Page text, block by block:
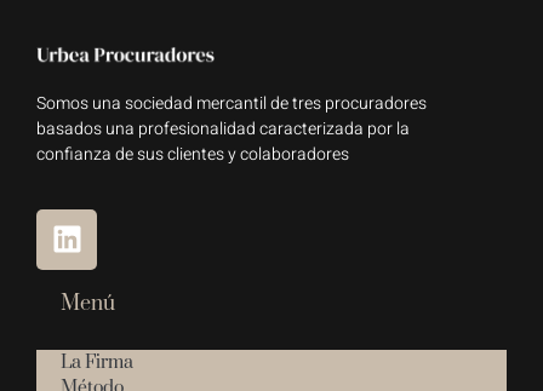
Somos una sociedad mercantil de tres procuradores
basados una profesionalidad caracterizada por la
confianza de sus clientes y colaboradores
Menú
La Firma